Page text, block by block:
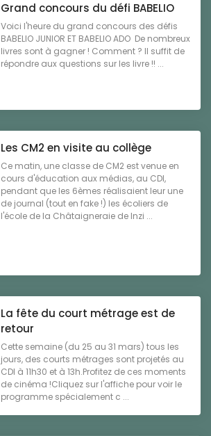
Grand concours du défi BABELIO
Voici l'heure du grand concours des défis
BABELIO JUNIOR ET BABELIO ADO De nombreux
livres sont à gagner ! Comment ? Il suffit de
répondre aux questions sur les livre !! ...
Les CM2 en visite au collège
Ce matin, une classe de CM2 est venue en
cours d'éducation aux médias, au CDI,
pendant que les 6èmes réalisaient leur une
de journal (tout en fake !) les écoliers de
l'école de la Châtaigneraie de Inzi ...
La fête du court métrage est de
retour
Cette semaine (du 25 au 31 mars) tous les
jours, des courts métrages sont projetés au
CDI à 11h30 et à 13h.Profitez de ces moments
de cinéma !Cliquez sur l'affiche pour voir le
programme spécialement c ...